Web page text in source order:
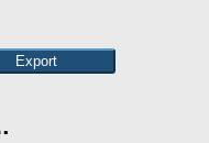
.